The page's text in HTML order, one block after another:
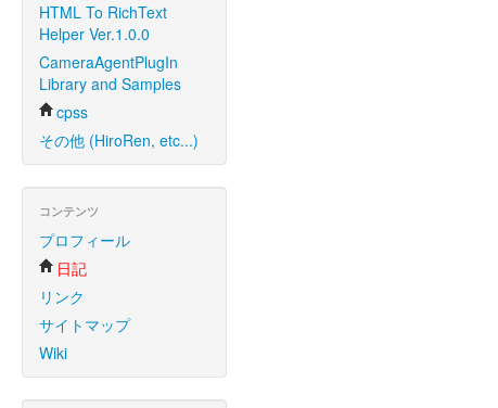
HTML To RichText
Helper Ver.1.0.0
CameraAgentPlugIn
Library and Samples
cpss
その他 (HiroRen, etc...)
コンテンツ
プロフィール
日記
リンク
サイトマップ
Wiki